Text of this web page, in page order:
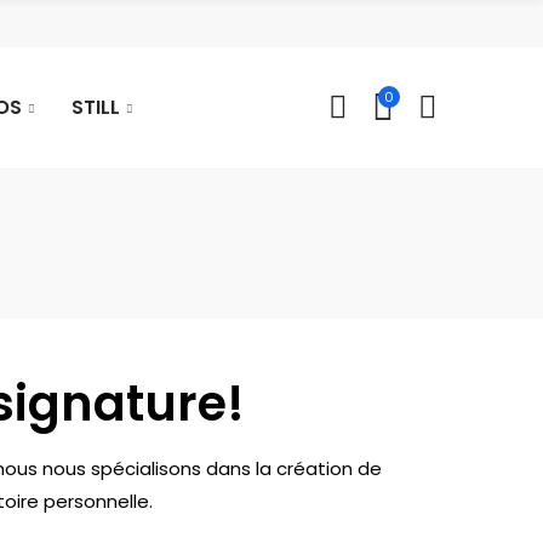
STILL 0
nous spécialisons dans la création de
personnelle.